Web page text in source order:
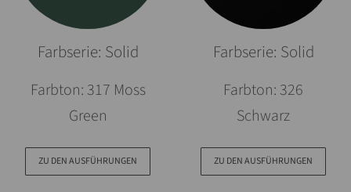
Farbserie: Solid
Farbton: 317 Moss
Green
ZU DEN AUSFÜHRUNGEN
Farbserie: Solid
Farbton: 326
Schwarz
ZU DEN AUSFÜHRUNGEN